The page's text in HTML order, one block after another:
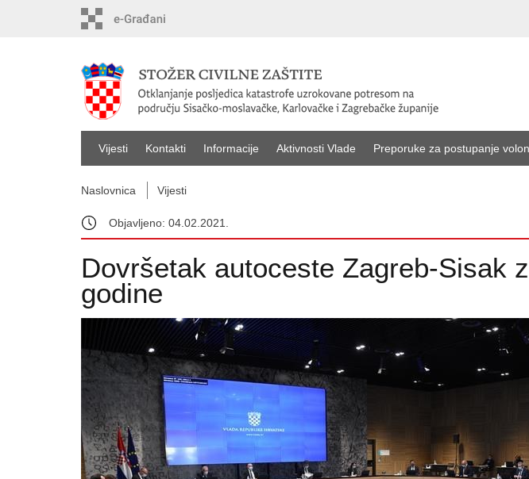
Vijesti Kontakti Informacije Aktivnosti Vlade Preporuke za postupanje
Naslovnica Vijesti
Objavljeno: 04.02.2021.
Dovršetak autoceste Zagreb-Sisak
godine